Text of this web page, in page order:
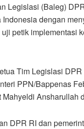
Legislasi (Baleg)
dengan
petik implementasi
Tim Legislasi
PPN/Bappenas
Ansharullah
DPR RI dan